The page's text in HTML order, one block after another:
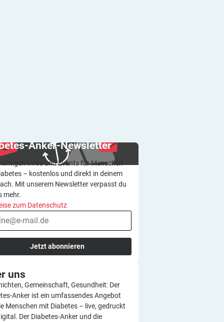
Anker-Newsletter
Infos und Events für Menschen
– kostenlos und direkt in deinem
Mit unserem Newsletter verpasst du
mehr.
zum Datenschutz
Jetzt abonnieren
uns
Gemeinschaft, Gesundheit: Der
Anker ist ein umfassendes Angebot
Menschen mit Diabetes – live, gedruckt
Der Diabetes-Anker und die